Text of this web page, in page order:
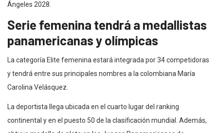
Ángeles 2028.
Serie femenina tendrá a medallistas
panamericanas y olímpicas
La categoría Elite femenina estará integrada por 34 competidoras
y tendrá entre sus principales nombres a la colombiana María
Carolina Velásquez.
La deportista llega ubicada en el cuarto lugar del ranking
continental y en el puesto 50 de la clasificación mundial. Además,